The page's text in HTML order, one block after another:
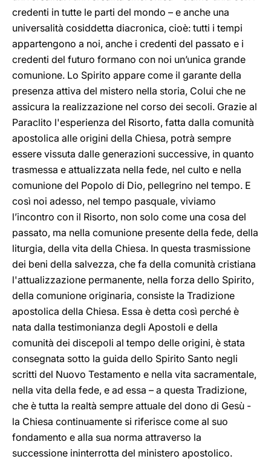
credenti in tutte le parti del mondo – e anche una
universalità cosiddetta diacronica, cioè: tutti i tempi
appartengono a noi, anche i credenti del passato e i
credenti del futuro formano con noi un’unica grande
comunione. Lo Spirito appare come il garante della
presenza attiva del mistero nella storia, Colui che ne
assicura la realizzazione nel corso dei secoli. Grazie al
Paraclito l'esperienza del Risorto, fatta dalla comunità
apostolica alle origini della Chiesa, potrà sempre
essere vissuta dalle generazioni successive, in quanto
trasmessa e attualizzata nella fede, nel culto e nella
comunione del Popolo di Dio, pellegrino nel tempo. E
così noi adesso, nel tempo pasquale, viviamo
l’incontro con il Risorto, non solo come una cosa del
passato, ma nella comunione presente della fede, della
liturgia, della vita della Chiesa. In questa trasmissione
dei beni della salvezza, che fa della comunità cristiana
l'attualizzazione permanente, nella forza dello Spirito,
della comunione originaria, consiste la Tradizione
apostolica della Chiesa. Essa è detta così perché è
nata dalla testimonianza degli Apostoli e della
comunità dei discepoli al tempo delle origini, è stata
consegnata sotto la guida dello Spirito Santo negli
scritti del Nuovo Testamento e nella vita sacramentale,
nella vita della fede, e ad essa – a questa Tradizione,
che è tutta la realtà sempre attuale del dono di Gesù -
la Chiesa continuamente si riferisce come al suo
fondamento e alla sua norma attraverso la
successione ininterrotta del ministero apostolico.